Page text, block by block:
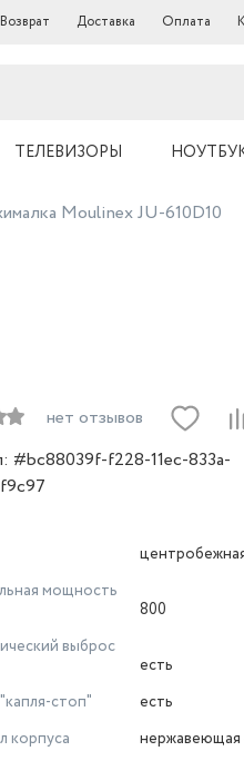
Возврат Доставка Оплата
ТЕЛЕВИЗОРЫ
Moulinex JU-610D10
нет отзывов
#bc88039f-f228-11ec-833a-
мощность
800
выброс
есть
стоп"
есть
корпуса
нержавеющая